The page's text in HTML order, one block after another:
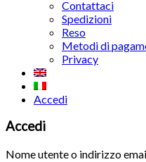
Contattaci
Spedizioni
Reso
Metodi di
Privacy
Accedi
Accedi
Nome utente o indirizzo